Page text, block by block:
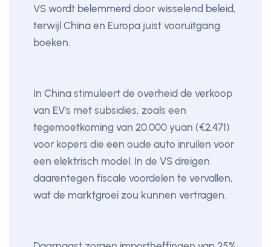
VS wordt belemmerd door wisselend beleid,
terwijl China en Europa juist vooruitgang
boeken.
In China stimuleert de overheid de verkoop
van EV's met subsidies, zoals een
tegemoetkoming van 20.000 yuan (€2.471)
voor kopers die een oude auto inruilen voor
een elektrisch model. In de VS dreigen
daarentegen fiscale voordelen te vervallen,
wat de marktgroei zou kunnen vertragen.